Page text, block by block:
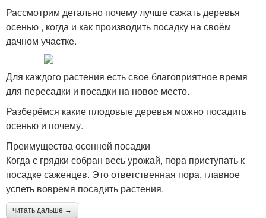
Рассмотрим детально почему лучше сажать деревья
осенью , когда и как производить посадку на своём
дачном участке.
Для каждого растения есть свое благоприятное время
для пересадки и посадки на новое место.
Разберёмся какие плодовые деревья можно посадить
осенью и почему.
Преимущества осенней посадки
Когда с грядки собран весь урожай, пора приступать к
посадке саженцев. Это ответственная пора, главное
успеть вовремя посадить растения.
читать дальше →